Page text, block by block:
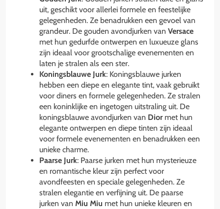
uit, geschikt voor allerlei formele en feestelijke
gelegenheden. Ze benadrukken een gevoel van
grandeur. De gouden avondjurken van Versace
met hun gedurfde ontwerpen en luxueuze glans
zijn ideaal voor grootschalige evenementen en
laten je stralen als een ster.
Koningsblauwe Jurk: Koningsblauwe jurken
hebben een diepe en elegante tint, vaak gebruikt
voor diners en formele gelegenheden. Ze stralen
een koninklijke en ingetogen uitstraling uit. De
koningsblauwe avondjurken van Diormet hun
elegante ontwerpen en diepe tinten zijn ideaal
voor formele evenementen en benadrukken een
unieke charme.
Paarse Jurk: Paarse jurken met hun mysterieuze
en romantische kleur zijn perfect voor
avondfeesten en speciale gelegenheden. Ze
stralen elegantie en verfijning uit. De paarse
jurken van Miu Miu met hun unieke kleuren en